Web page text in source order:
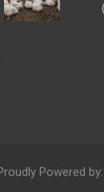
Powered by: